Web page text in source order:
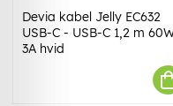
Devia kabel Jelly EC632
USB-C - USB-C 1,2 m
3A hvid